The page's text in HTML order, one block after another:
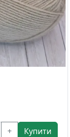
+ Купити